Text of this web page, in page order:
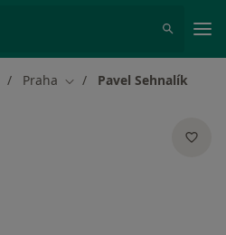
Praha Změna města
Pavel Sehnalík